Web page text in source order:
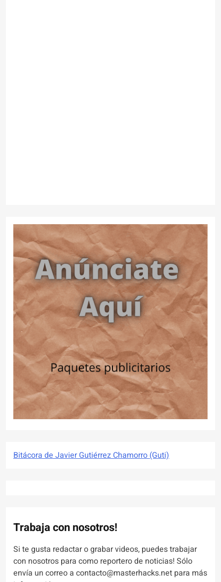
Bitácora de Javier Gutiérrez Chamorro (Guti)
Trabaja con nosotros!
Si te gusta redactar o grabar videos, puedes trabajar
con nosotros para como reportero de noticias! Sólo
envía un correo a contacto@masterhacks.net para más